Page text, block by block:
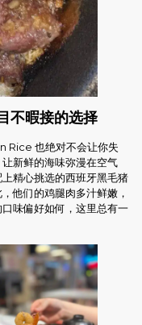
不暇接的选择
Rice 也绝对不会让你失
新鲜的海味弥漫在空气
精心挑选的西班牙黑毛猪
他们的鸡腿肉多汁鲜嫩，
味偏好如何，这里总有一